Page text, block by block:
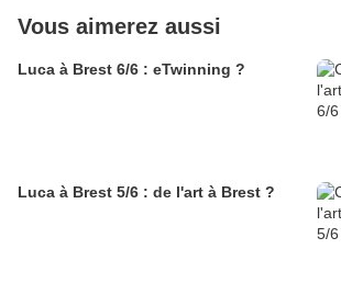
Vous aimerez aussi
Luca à Brest 6/6 : eTwinning ?
Luca à Brest 5/6 : de l'art à Brest ?